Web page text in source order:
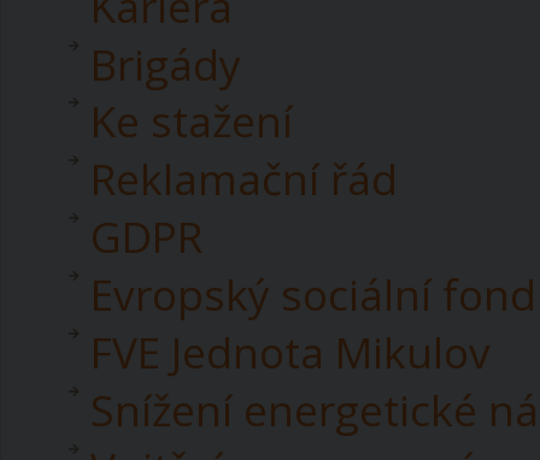
Brigády
Ke stažení
Reklamační řád
GDPR
Evropský sociální fond
FVE Jednota Mikulov
Snížení energetické